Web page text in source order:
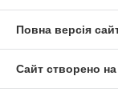
Повна версія
Сайт створено на